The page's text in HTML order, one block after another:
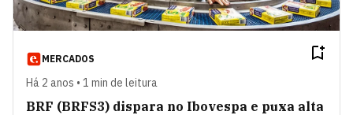
MERCADOS
Há 2 anos • 1 min de leitura
BRF (BRFS3) dispara no Ibovespa e puxa alta